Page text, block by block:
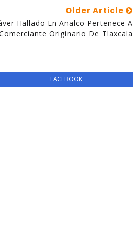
Older Article
Hallado En Analco Pertenece A
Originario De Tlaxcala
FACEBOOK